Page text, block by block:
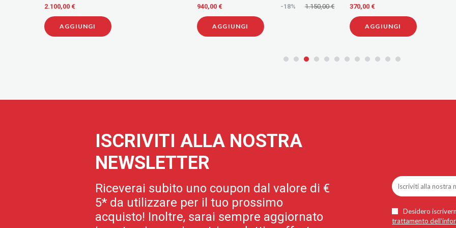
2.100,00 €
AGGIUNGI
LITRI
940,00 € -18% 1.150,00 €
AGGIUNGI
DRY WI-FI 50 LITRI
370,00 €
AGGIUNGI
ISCRIVITI ALLA NOSTRA
NEWSLETTER
Riceverai subito uno coupon dal valore di €
5* da utilizzare per il tuo prossimo
acquisto! Inoltre, sarai sempre aggiornato
Desidero
trattamento